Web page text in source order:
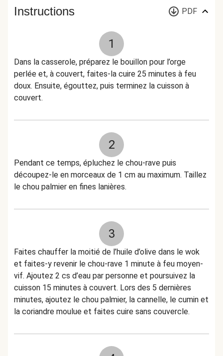
Instructions PDF
1
Dans la casserole, préparez le bouillon pour l’orge
perlée et, à couvert, faites-la cuire 25 minutes à feu
doux. Ensuite, égouttez, puis terminez la cuisson à
couvert.
2
Pendant ce temps, épluchez le chou-rave puis
découpez-le en morceaux de 1 cm au maximum. Taillez
le chou palmier en fines lanières.
3
Faites chauffer la moitié de l’huile d’olive dans le wok
et faites-y revenir le chou-rave 1 minute à feu moyen-
vif. Ajoutez 2 cs d’eau par personne et poursuivez la
cuisson 15 minutes à couvert. Lors des 5 dernières
minutes, ajoutez le chou palmier, la cannelle, le cumin et
la coriandre moulue et faites cuire sans couvercle.